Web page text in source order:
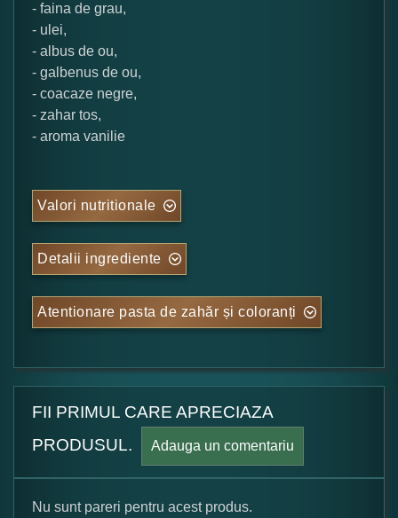
- faina de grau,
- ulei,
- albus de ou,
- galbenus de ou,
- coacaze negre,
- zahar tos,
- aroma vanilie
Valori nutritionale
Detalii ingrediente
Atentionare pasta de zahăr și coloranți
FII PRIMUL CARE APRECIAZA
PRODUSUL.
Adauga un comentariu
Nu sunt pareri pentru acest produs.